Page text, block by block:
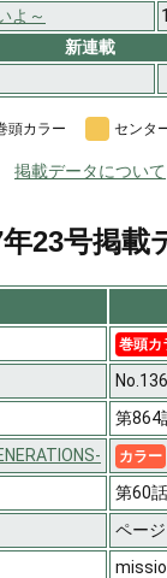
よ～
新連載
頭カラー センタ
掲載データについて
23号掲載
巻頭カ
第864
カラー
第60
ペー